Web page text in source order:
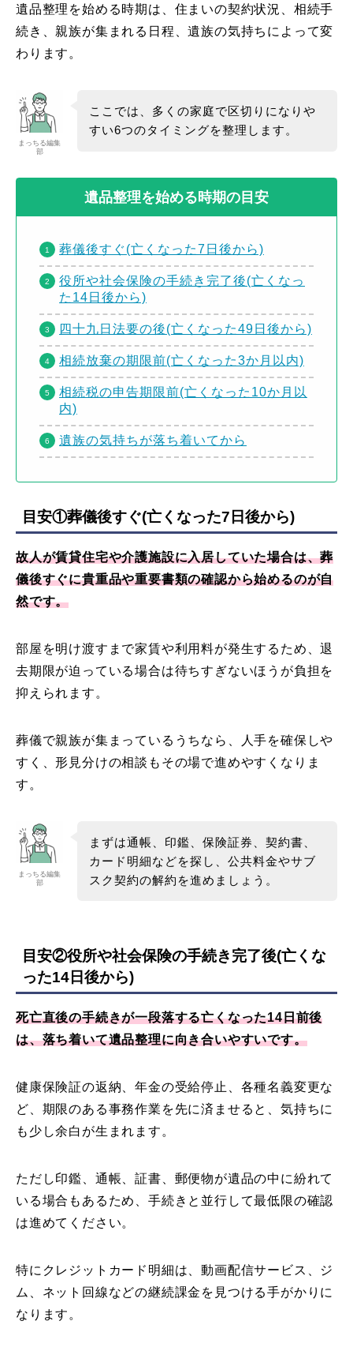
遺品整理を始める時期は、住まいの契約状況、相続手
続き、親族が集まれる日程、遺族の気持ちによって変
わります。
まっちる編集
部
ここでは、多くの家庭で区切りになりや
すい6つのタイミングを整理します。
遺品整理を始める時期の目安
葬儀後すぐ(亡くなった7日後から)
役所や社会保険の手続き完了後(亡くなっ
た14日後から)
四十九日法要の後(亡くなった49日後から)
相続放棄の期限前(亡くなった3か月以内)
相続税の申告期限前(亡くなった10か月以
内)
遺族の気持ちが落ち着いてから
目安①葬儀後すぐ(亡くなった7日後から)
故人が賃貸住宅や介護施設に入居していた場合は、葬
儀後すぐに貴重品や重要書類の確認から始めるのが自
然です。
部屋を明け渡すまで家賃や利用料が発生するため、退
去期限が迫っている場合は待ちすぎないほうが負担を
抑えられます。
葬儀で親族が集まっているうちなら、人手を確保しや
すく、形見分けの相談もその場で進めやすくなりま
す。
まっちる編集
部
まずは通帳、印鑑、保険証券、契約書、
カード明細などを探し、公共料金やサブ
スク契約の解約を進めましょう。
目安②役所や社会保険の手続き完了後(亡くな
った14日後から)
死亡直後の手続きが一段落する亡くなった14日前後
は、落ち着いて遺品整理に向き合いやすいです。
健康保険証の返納、年金の受給停止、各種名義変更な
ど、期限のある事務作業を先に済ませると、気持ちに
も少し余白が生まれます。
ただし印鑑、通帳、証書、郵便物が遺品の中に紛れて
いる場合もあるため、手続きと並行して最低限の確認
は進めてください。
特にクレジットカード明細は、動画配信サービス、ジ
ム、ネット回線などの継続課金を見つける手がかりに
なります。